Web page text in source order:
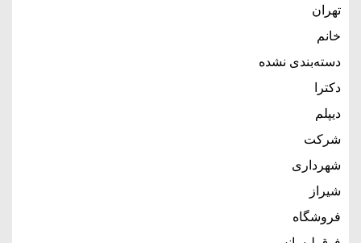
تهران
خانم
دسته‌بندی نشده
دکترا
دیپلم
شرکت
شهرداری
شیراز
فروشگاه